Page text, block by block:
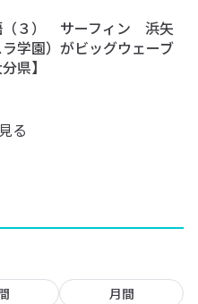
（３） サーフィン 浜矢
学園）がビッグウェーブ
県】
る
月間